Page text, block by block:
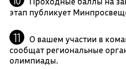
этап публикует
О вашем участии в
сообщат региональные
олимпиады.